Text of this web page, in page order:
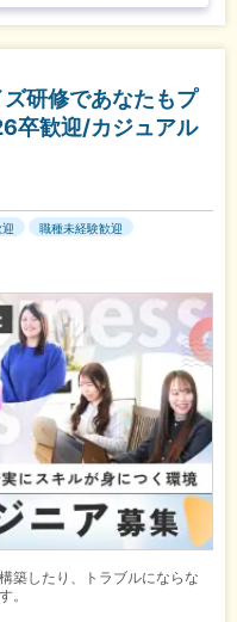
ズ研修であなたもプ
卒歓迎/カジュアル
職種未経験歓迎
築したり、トラブルにならな
。